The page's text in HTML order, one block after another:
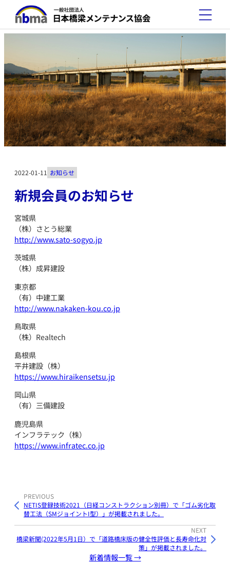
2022-01-11 お知らせ
新規会員のお知らせ
宮城県
（株）さとう総業
http://www.sato-sogyo.jp
茨城県
（株）成昇建設
東京都
（有）中建工業
http://www.nakaken-kou.co.jp
鳥取県
（株）Realtech
島根県
平井建設（株）
https://www.hiraikensetsu.jp
岡山県
（有）三備建設
鹿児島県
インフラテック（株）
https://www.infratec.co.jp
PREVIOUS
NETIS登録技術2021（日経コンストラクション別冊）で「ゴム劣化取
替工法（SMジョイントI型）」が掲載されました。
NEXT
橋梁新聞(2022年5月1日）で「道路橋床版の健全性評価と長寿命化対
策」が掲載されました。
新着情報一覧 →